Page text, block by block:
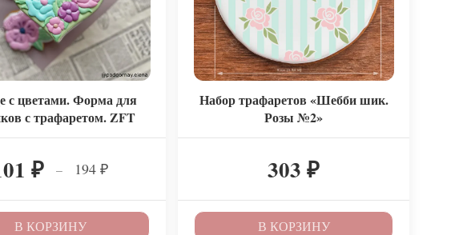
с цветами. Форма для
с трафаретом. ZFT
₽ – 194₽
В КОРЗИНУ
Набор трафаретов «Шебби шик.
Розы №2»
303₽
В КОРЗИНУ